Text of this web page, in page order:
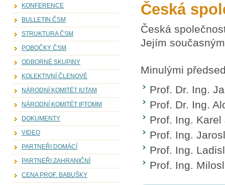
KONFERENCE
BULLETIN ČSM
STRUKTURA ČSM
POBOČKY ČSM
ODBORNÉ SKUPINY
KOLEKTIVNÍ ČLENOVÉ
NÁRODNÍ KOMITÉT IUTAM
NÁRODNÍ KOMITÉT IFTOMM
DOKUMENTY
VIDEO
PARTNEŘI DOMÁCÍ
PARTNEŘI ZAHRANIČNÍ
CENA PROF. BABUŠKY
Česká
Česká
Jejím
Minulými
Prof. Dr. Ing.
Prof. Dr. Ing.
Prof. Ing.
Prof. Ing.
Prof. Ing.
Prof. Ing.